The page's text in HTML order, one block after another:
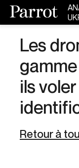
Les
ils
Retour à